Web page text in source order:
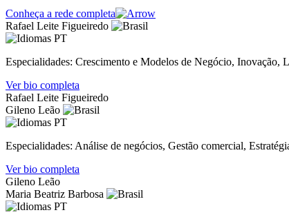
Conheça a rede completa
Rafael Leite Figueiredo
PT
Especialidades: Crescimento e Modelos de Negócio, Inovação,
Ver bio completa
Rafael Leite Figueiredo
Gileno Leão
PT
Especialidades: Análise de negócios, Gestão comercial,
Ver bio completa
Gileno Leão
Maria Beatriz Barbosa
PT